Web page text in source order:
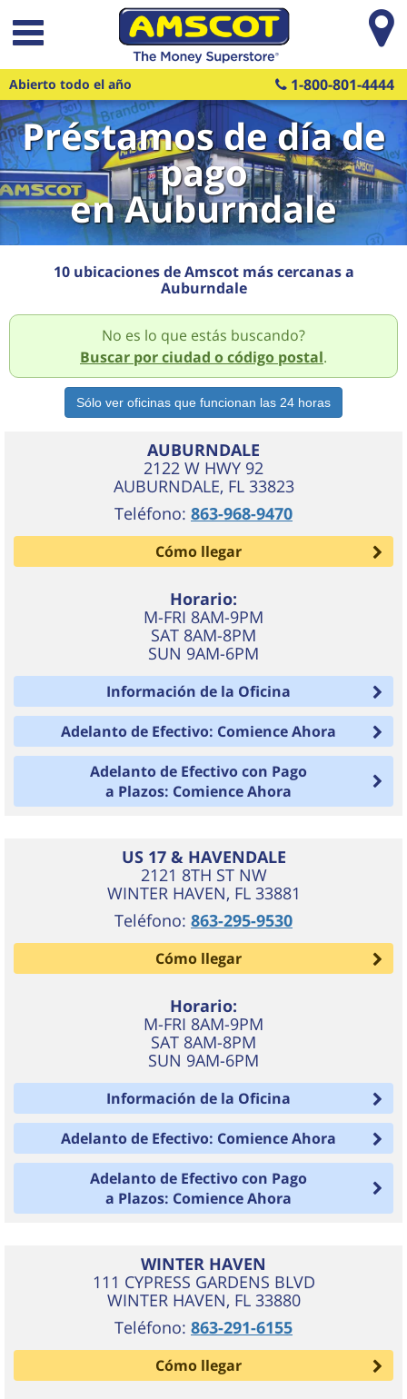
Saltar al contenido principal
Abierto todo el año 1-800-801-4444
Préstamos de día de
pago
en Auburndale
10 ubicaciones de Amscot más cercanas a
Auburndale
No es lo que estás buscando?
Buscar por ciudad o código postal.
AUBURNDALE
2122 W HWY 92
AUBURNDALE, FL 33823
Teléfono: 863-968-9470
Cómo llegar
Horario:
M-FRI 8AM-9PM
SAT 8AM-8PM
SUN 9AM-6PM
Información de la Oficina
Adelanto de Efectivo: Comience Ahora
Adelanto de Efectivo con Pago
a Plazos: Comience Ahora
US 17 & HAVENDALE
2121 8TH ST NW
WINTER HAVEN, FL 33881
Teléfono: 863-295-9530
Cómo llegar
Horario:
M-FRI 8AM-9PM
SAT 8AM-8PM
SUN 9AM-6PM
Información de la Oficina
Adelanto de Efectivo: Comience Ahora
Adelanto de Efectivo con Pago
a Plazos: Comience Ahora
WINTER HAVEN
111 CYPRESS GARDENS BLVD
WINTER HAVEN, FL 33880
Teléfono: 863-291-6155
Cómo llegar